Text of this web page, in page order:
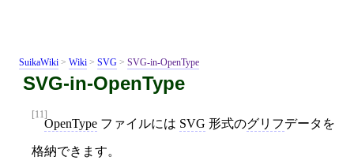
SuikaWiki > Wiki > SVG > SVG-in-OpenType
SVG-in-OpenType
[11]
OpenType ファイルには SVG 形式のグリフデータを
格納できます。